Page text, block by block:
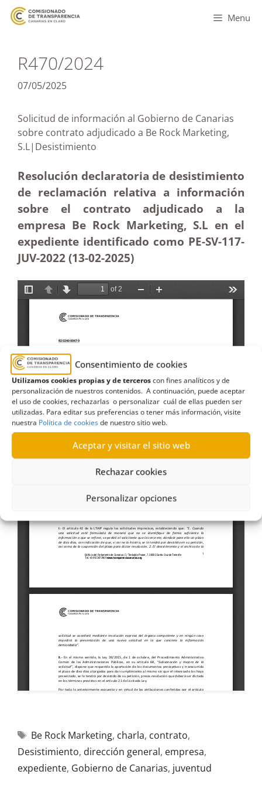
Consentimiento de cookies
Utilizamos cookies propias y de terceroscon fines analíticos y de
personalización de nuestros contenidos. A continuación, puede aceptar
el uso de cookies, rechazarlas o personalizar cuál de ellas pueden ser
utilizadas. Para editar sus preferencias o tener más información, visite
nuestra Política de cookiesde nuestro sitio web.
Aceptar y visitar el sitio web
Rechazar cookies
Personalizar opciones
Menu
R470/2024
07/05/2025
Solicitud de información al Gobierno de Canarias
sobre contrato adjudicado a Be Rock Marketing,
S.L|Desistimiento
Resolución declaratoria de desistimiento
de reclamación relativa a información
sobre el contrato adjudicado a la
empresa Be Rock Marketing, S.L en el
expediente identificado como PE-SV-117-
JUV-2022 (13-02-2025)
Be Rock Marketing, charla, contrato,
Desistimiento, dirección general, empresa,
expediente, Gobierno de Canarias, juventud